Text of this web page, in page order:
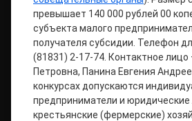
превышает 140 000 рублей 00
субъекта малого
получателя субсидии. Телефон
(81831) 2-17-74. Контактное лицо
Петровна, Панина Евгения
конкурсах допускаются
предприниматели и
крестьянские (фермерские)